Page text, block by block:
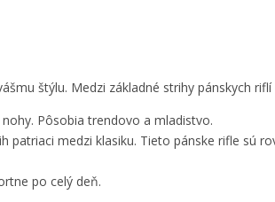
štýlu. Medzi základné strihy pánskych riflí
Pôsobia trendovo a mladistvo.
patriaci medzi klasiku. Tieto pánske rifle sú
po celý deň.